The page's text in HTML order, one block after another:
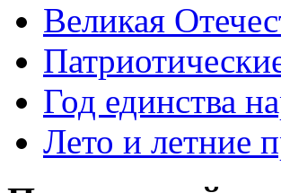
Великая
Год единства
Лето и летние